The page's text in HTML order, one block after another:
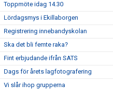
Toppmöte idag 14.30
Lördagsmys i Ekillaborgen
Registrering innebandyskolan
Ska det bli femte raka?
Fint erbjudande ifrån SATS
Dags för årets lagfotografering
Vi slår ihop grupperna